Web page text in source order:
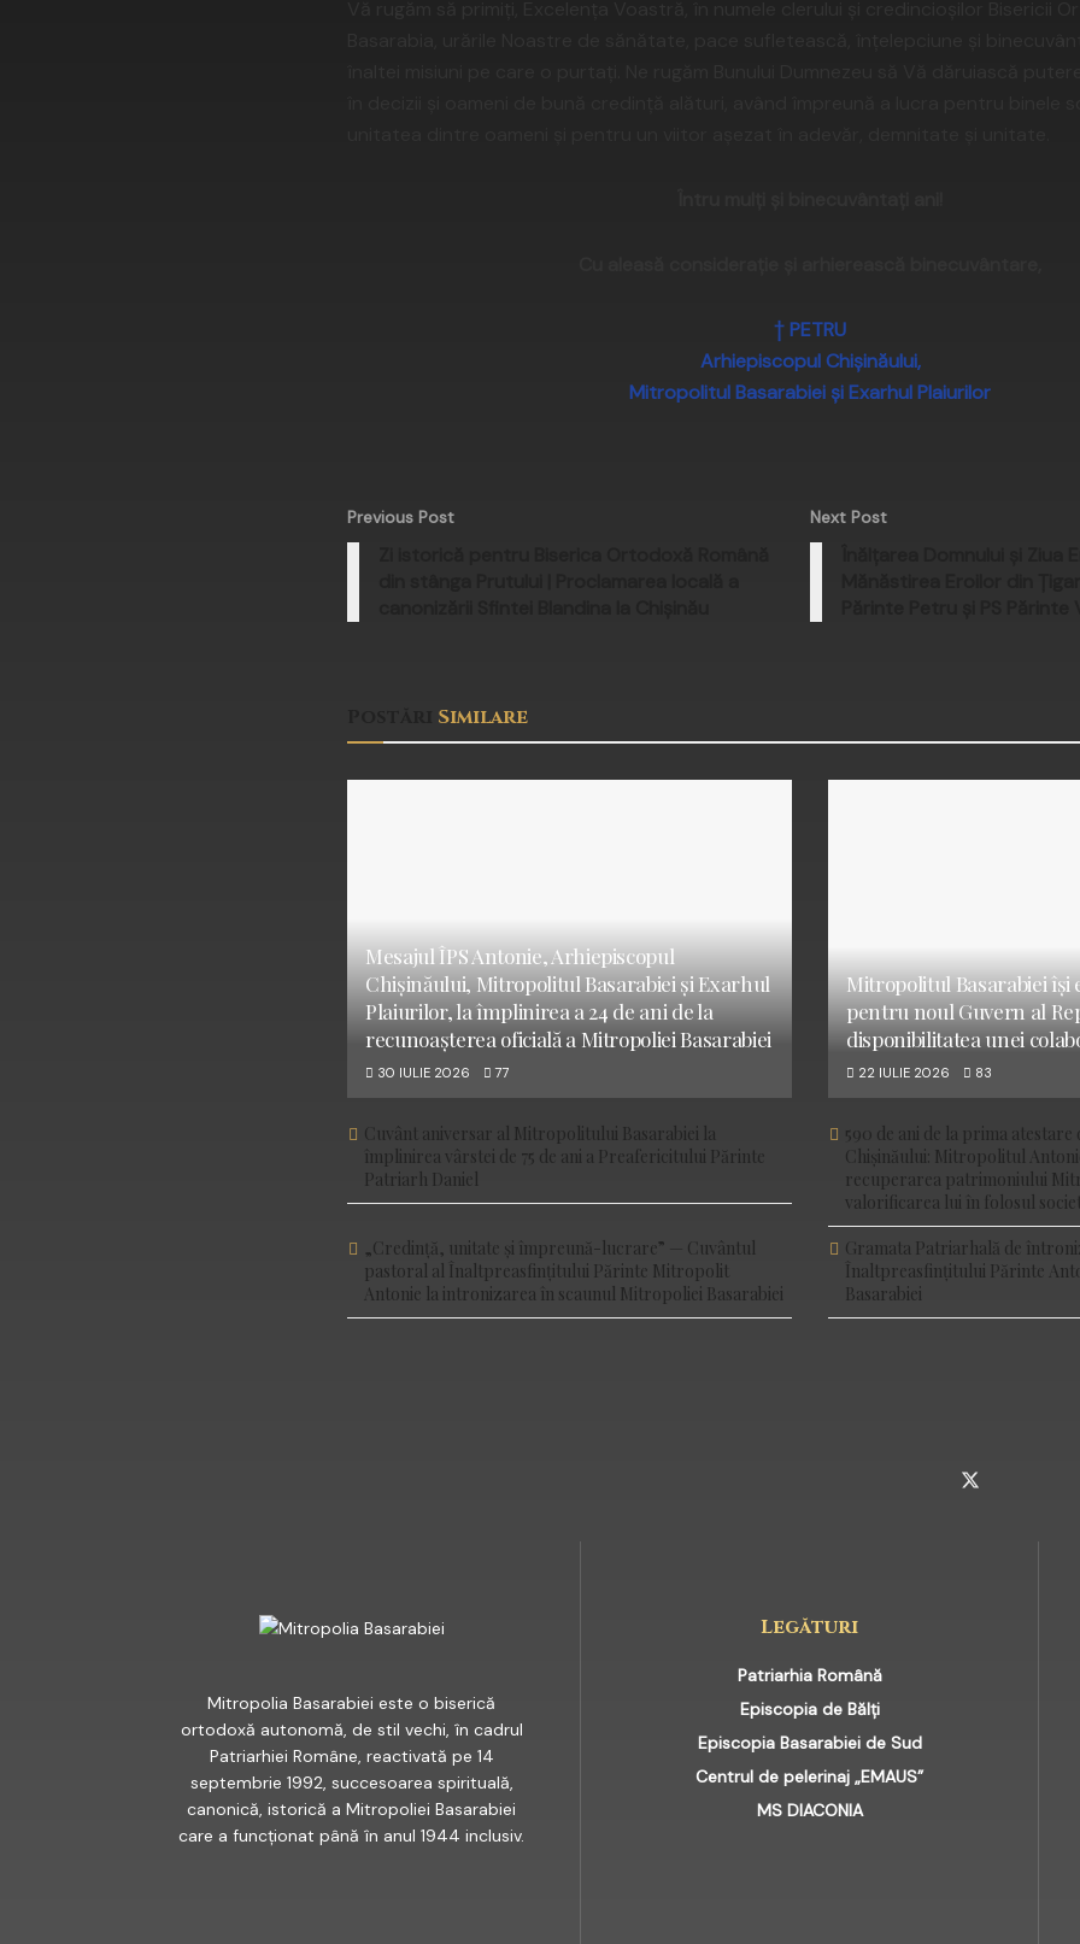
† PETRU
Arhiepiscopul Chișinăului,
Mitropolitul Basarabiei și Exarhul Plaiurilor
Previous Post Next Post
Similare
Mesajul ÎPS Antonie, Arhiepiscopul
Chișinăului, Mitropolitul Basarabiei și Exarhul
Plaiurilor, la împlinirea a 24 de ani de la
recunoașterea oficială a Mitropoliei Basarabiei
30 IULIE 2026 77
Mitropolitul Basarabiei
pentru noul Guvern al
disponibilitatea unei
22 IULIE 2026 83
Cuvânt aniversar al Mitropolitului Basarabiei la
împlinirea vârstei de 75 de ani a Preafericitului Părinte
Patriarh Daniel
590 de ani de la prima
Chișinăului: Mitropolitul
recuperarea patrimoniului
valorificarea lui în folosul
„Credință, unitate și împreună-lucrare” — Cuvântul
pastoral al Înaltpreasfințitului Părinte Mitropolit
Antonie la intronizarea în scaunul Mitropoliei Basarabiei
Gramata Patriarhală de
Înaltpreasfințitului Părinte
Basarabiei
Mitropolia Basarabiei este o biserică
ortodoxă autonomă, de stil vechi, în cadrul
Patriarhiei Române, reactivată pe 14
septembrie 1992, succesoarea spirituală,
canonică, istorică a Mitropoliei Basarabiei
care a funcționat până în anul 1944 inclusiv.
Legături
Patriarhia Română
Episcopia de Bălți
Episcopia Basarabiei de Sud
Centrul de pelerinaj „EMAUS”
MS DIACONIA